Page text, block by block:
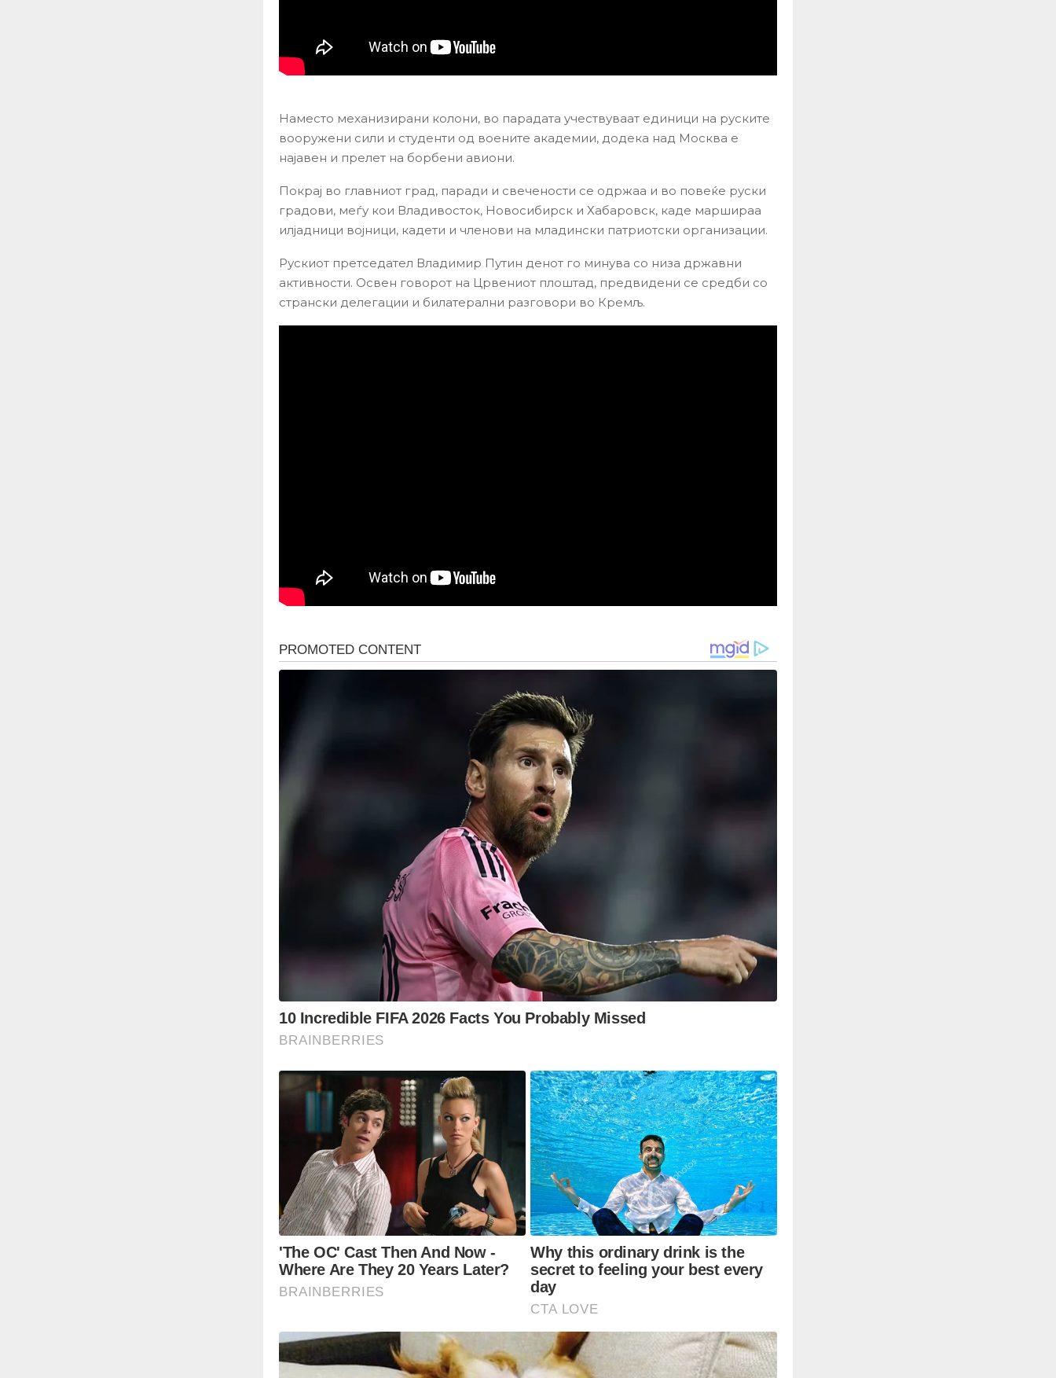
Наместо механизирани колони, во парадата учествуваат единици на руските
вооружени сили и студенти од воените академии, додека над Москва е
најавен и прелет на борбени авиони.
Покрај во главниот град, паради и свечености се одржаа и во повеќе руски
градови, меѓу кои Владивосток, Новосибирск и Хабаровск, каде маршираа
илјадници војници, кадети и членови на младински патриотски организации.
Рускиот претседател Владимир Путин денот го минува со низа државни
активности. Освен говорот на Црвениот плоштад, предвидени се средби со
странски делегации и билатерални разговори во Кремљ.